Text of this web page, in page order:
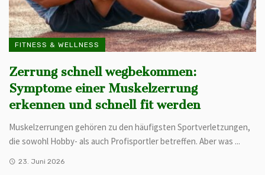
FITNESS & WELLNESS
Zerrung schnell wegbekommen:
Symptome einer Muskelzerrung
erkennen und schnell fit werden
Muskelzerrungen gehören zu den häufigsten Sportverletzungen,
die sowohl Hobby- als auch Profisportler betreffen. Aber was ...
23. Juni 2026